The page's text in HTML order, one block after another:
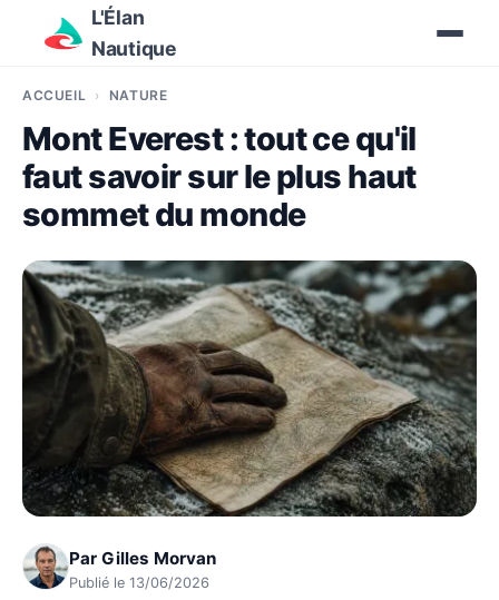
L'Élan
Nautique
ACCUEIL NATURE
Mont Everest : tout ce qu'il
faut savoir sur le plus haut
sommet du monde
Par Gilles Morvan
Publié le 13/06/2026